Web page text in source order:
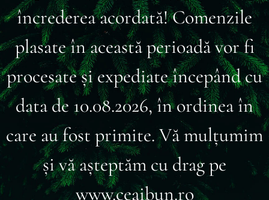
încrederea acordată! Comenzile
plasate în această perioadă vor fi
procesate și expediate începând cu
data de 10.08.2026, în ordinea în
care au fost primite. Vă mulțumim
și vă așteptăm cu drag pe
www.ceaibun.ro